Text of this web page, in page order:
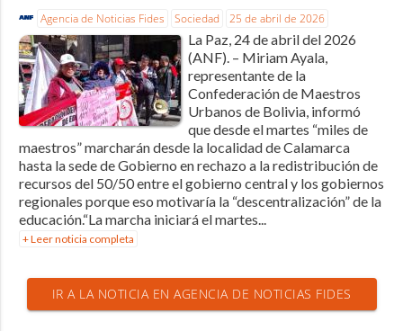
Agencia de Noticias Fides Sociedad 25 de abril de 2026
La Paz, 24 de abril del 2026
(ANF). – Miriam Ayala,
representante de la
Confederación de Maestros
Urbanos de Bolivia, informó
que desde el martes “miles de
maestros” marcharán desde la localidad de Calamarca
hasta la sede de Gobierno en rechazo a la redistribución de
recursos del 50/50 entre el gobierno central y los gobiernos
regionales porque eso motivaría la “descentralización” de la
educación.“La marcha iniciará el martes...
+ Leer noticia completa
IR A LA NOTICIA EN AGENCIA DE NOTICIAS FIDES